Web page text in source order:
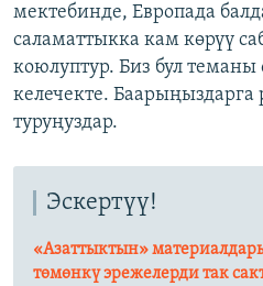
мектебинде, Европада
саламаттыкка кам көрүү
коюлуптур. Биз бул теманы
келечекте.
туруңуздар.
Эскертүү!
«Азаттыктын»
төмөнкү эрежелерди так